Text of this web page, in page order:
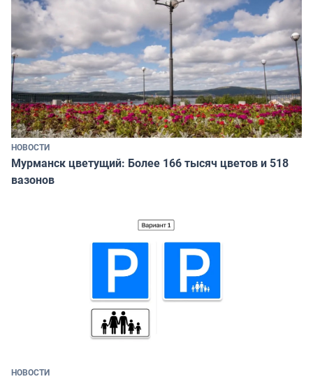
НОВОСТИ
Мурманск цветущий: Более 166 тысяч цветов и 518
вазонов
НОВОСТИ